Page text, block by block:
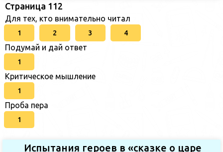
Страница 112
Для тех, кто внимательно читал
1 2 3 4
Подумай и дай ответ
1
Критическое мышление
1
Проба пера
1
Испытания героев в «сказке о царе